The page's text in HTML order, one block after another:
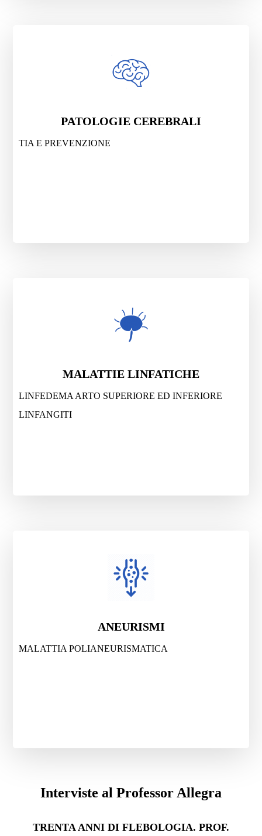
PATOLOGIE CEREBRALI
TIA E PREVENZIONE
MALATTIE LINFATICHE
LINFEDEMA ARTO SUPERIORE ED INFERIORE
LINFANGITI
ANEURISMI
MALATTIA POLIANEURISMATICA
Interviste al Professor Allegra
TRENTA ANNI DI FLEBOLOGIA. PROF.